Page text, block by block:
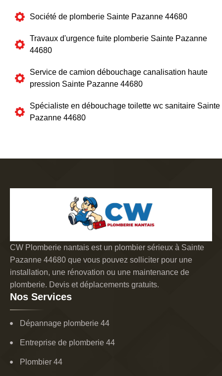
Société de plomberie Sainte Pazanne 44680
Travaux d'urgence fuite plomberie Sainte Pazanne
44680
Service de camion débouchage canalisation haute
pression Sainte Pazanne 44680
Spécialiste en débouchage toilette wc sanitaire Sainte
Pazanne 44680
CW Plomberie nantais est un plombier sérieux à Sainte
Pazanne 44680 que vous pouvez solliciter pour une
installation, une rénovation ou une maintenance de
plomberie. Devis et déplacements gratuits.
Nos Services
Dépannage plomberie 44
Entreprise de plomberie 44
Plombier 44